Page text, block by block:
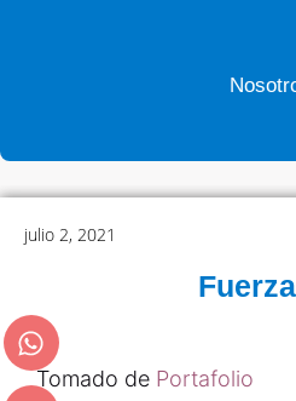
julio 2, 2021
Tomado de Portafolio